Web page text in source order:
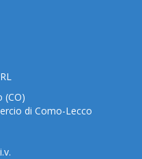
(CO)
di Como-Lecco